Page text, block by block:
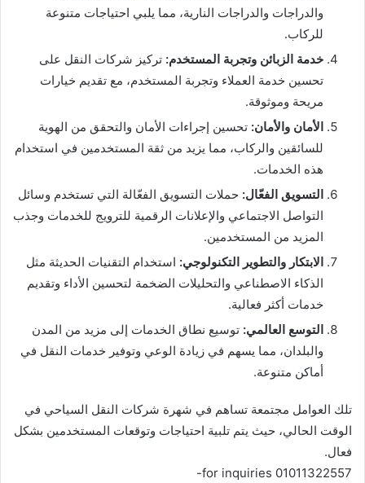
والدراجات والدراجات النارية، مما يلبي احتياجات متنوعة
للركاب.
خدمة الزبائن وتجربة المستخدم: تركيز شركات النقل على
تحسين خدمة العملاء وتجربة المستخدم، مع تقديم خيارات
مريحة وموثوقة.
الأمان والأمان: تحسين إجراءات الأمان والتحقق من الهوية
للسائقين والركاب، مما يزيد من ثقة المستخدمين في استخدام
هذه الخدمات.
التسويق الفعّال: حملات التسويق الفعّالة التي تستخدم وسائل
التواصل الاجتماعي والإعلانات الرقمية للترويج للخدمات وجذب
المزيد من المستخدمين.
الابتكار والتطوير التكنولوجي: استخدام التقنيات الحديثة مثل
الذكاء الاصطناعي والتحليلات الضخمة لتحسين الأداء وتقديم
خدمات أكثر فعالية.
التوسع العالمي: توسيع نطاق الخدمات إلى مزيد من المدن
والبلدان، مما يسهم في زيادة الوعي وتوفير خدمات النقل في
أماكن متنوعة.
تلك العوامل مجتمعة تساهم في شهرة شركات النقل السياحي في
الوقت الحالي، حيث يتم تلبية احتياجات وتوقعات المستخدمين بشكل
فعال.
-for inquiries 01011322557